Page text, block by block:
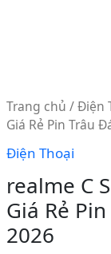
Trang chủ /Điện
Giá Rẻ Pin Trâu
Điện Thoại
realme C
Giá Rẻ
2026